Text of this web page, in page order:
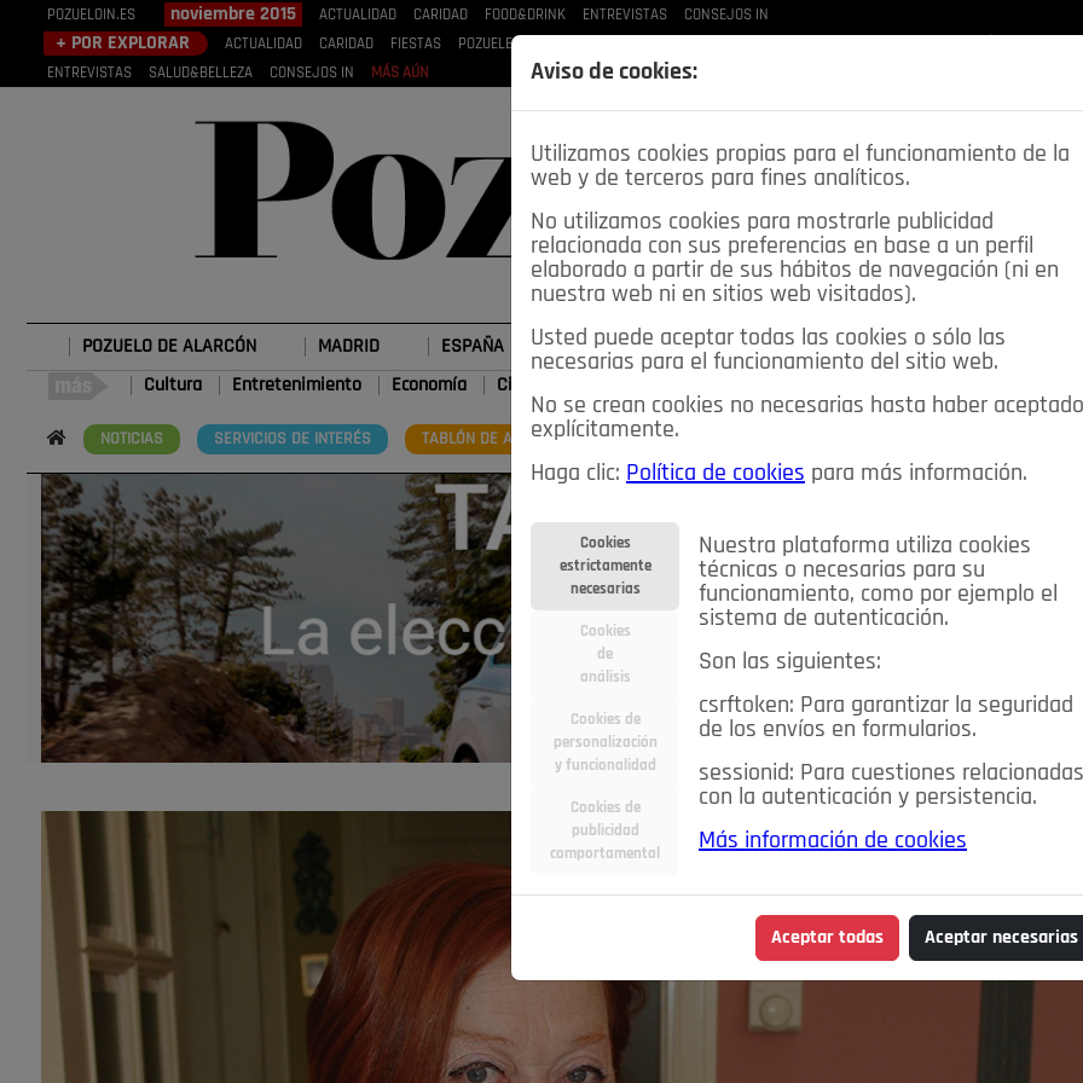
POZUELOIN.ES noviembre 2015 ACTUALIDAD CARIDAD FOOD&DRINK ENTREVISTAS CONSEJOS IN
+ POR EXPLORAR ACTUALIDAD CARIDAD FIESTAS POZUELEROS
ENTREVISTAS
SALUD&BELLEZA CONSEJOS IN MÁS AÚN
POZUELO DE ALARCÓN MADRID ESPAÑA DEPORTES OPINIÓN IN SALUD 🔴 EN DIRECTO
Cultura Entretenimiento Economía Ciencia&Tecnología
NOTICIAS SERVICIOS DE INTERÉS TABLÓN DE ANUNCIOS MIS ANUNCIOS
Aviso de cookies:
Utilizamos cookies propias para el funcionamiento de la
web y de terceros para fines analíticos.
No utilizamos cookies para mostrarle publicidad
relacionada con sus preferencias en base a un perfil
elaborado a partir de sus hábitos de navegación (ni en
nuestra web ni en sitios web visitados).
Usted puede aceptar todas las cookies o sólo las
necesarias para el funcionamiento del sitio web.
No se crean cookies no necesarias hasta haber aceptado
explícitamente.
Haga clic: Política de cookies para más información.
Cookies
estrictamente
necesarias
Cookies
de
análisis
Cookies de
personalización
y funcionalidad
Cookies de
publicidad
comportamental
Nuestra plataforma utiliza cookies
técnicas o necesarias para su
funcionamiento, como por ejemplo el
sistema de autenticación.
Son las siguientes:
csrftoken: Para garantizar la seguridad
de los envíos en formularios.
sessionid: Para cuestiones relacionadas
con la autenticación y persistencia.
Más información de cookies
Aceptar todas Aceptar necesarias